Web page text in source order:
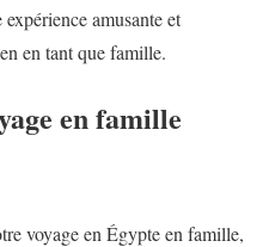
amusante et
en tant que famille.
en famille
voyage en Égypte en famille,